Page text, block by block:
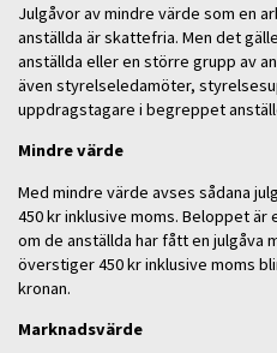
Julgåvor av mindre värde som en
anställda är skattefria. Men det
anställda eller en större grupp av
även styrelseledamöter,
uppdragstagare i begreppet
Mindre värde
Med mindre värde avses sådana
450 kr inklusive moms. Beloppet
om de anställda har fått en julgåva
överstiger 450 kr inklusive moms
kronan.
Marknadsvärde